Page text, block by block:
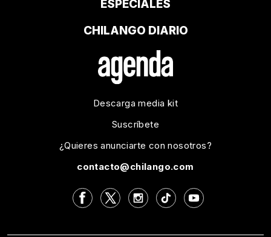
ESPECIALES
CHILANGO DIARIO
Descarga media kit
Suscríbete
¿Quieres anunciarte con nosotros?
contacto@chilango.com